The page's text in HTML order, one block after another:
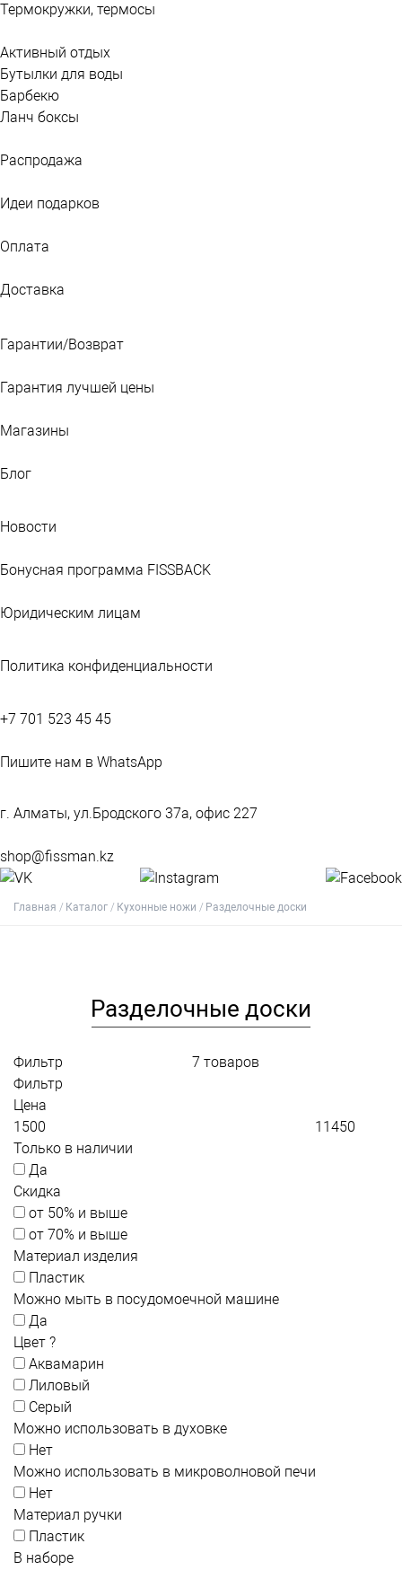
Термокружки, термосы
Активный отдых
Бутылки для воды
Барбекю
Ланч боксы
Распродажа
Идеи подарков
Оплата
Доставка
Гарантии/Возврат
Гарантия лучшей цены
Магазины
Блог
Новости
Бонусная программа FISSBACK
Юридическим лицам
Политика конфиденциальности
+7 701 523 45 45
Пишите нам в WhatsApp
г. Алматы, ул.Бродского 37а, офис 227
shop@fissman.kz
Главная Каталог Кухонные ножи Разделочные доски
Разделочные доски
Фильтр 7 товаров
Фильтр
Цена
Только в наличии
Да
Скидка
от 50% и выше
от 70% и выше
Материал изделия
Пластик
Можно мыть в посудомоечной машине
Да
Цвет ?
Аквамарин
Лиловый
Серый
Можно использовать в духовке
Нет
Можно использовать в микроволновой печи
Нет
Материал ручки
Пластик
В наборе